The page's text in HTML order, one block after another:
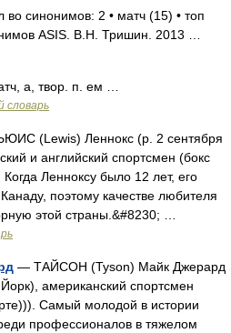
синонимов: 2 • матч (15) • топ
ASIS. В.Н. Тришин. 2013 …
а, твор. п. ем …
словарь
(Lewis) Леннокс (р. 2 сентября
и английский спортсмен (бокс
Ленноксу было 12 лет, его
поэтому качестве любителя
этой страны.&#8230; …
— ТАЙСОН (Tyson) Майк Джерард
американский спортсмен
Самый молодой в истории
профессионалов в тяжелом